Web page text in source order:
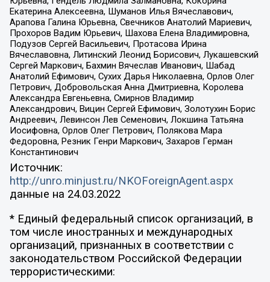
Екатерина Алексеевна, Шуманов Илья Вячеславович,
Арапова Галина Юрьевна, Свечников Анатолий Мариевич,
Прохоров Вадим Юрьевич, Шахова Елена Владимировна,
Подузов Сергей Васильевич, Протасова Ирина
Вячеславовна, Литинский Леонид Борисович, Лукашевский
Сергей Маркович, Бахмин Вячеслав Иванович, Шабад
Анатолий Ефимович, Сухих Дарья Николаевна, Орлов Олег
Петрович, Добровольская Анна Дмитриевна, Королева
Александра Евгеньевна, Смирнов Владимир
Александрович, Вицин Сергей Ефимович, Золотухин Борис
Андреевич, Левинсон Лев Семенович, Локшина Татьяна
Иосифовна, Орлов Олег Петрович, Полякова Мара
Федоровна, Резник Генри Маркович, Захаров Герман
Константинович
Источник:
http://unro.minjust.ru/NKOForeignAgent.aspx
данные на 24.03.2022
* Единый федеральный список организаций, в
том числе иностранных и международных
организаций, признанных в соответствии с
законодательством Российской Федерации
террористическими: